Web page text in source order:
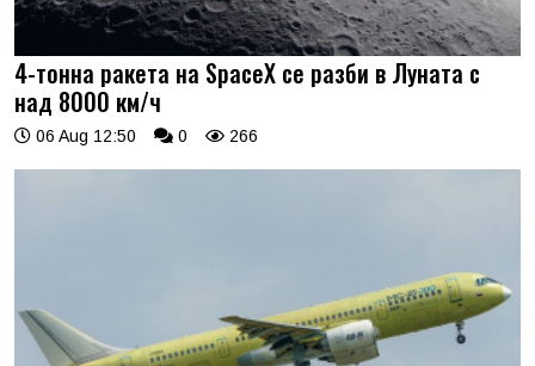
4-тонна ракета на SpaceX се разби в Луната с
над 8000 км/ч
06 Aug 12:50 0 266